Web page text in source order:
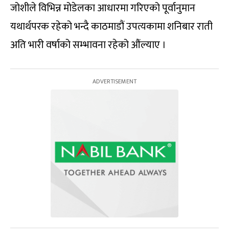
जोशीले विभिन्न मोडेलका आधारमा गरिएको पूर्वानुमान
यथार्थपरक रहेको भन्दै काठमाडौं उपत्यकामा शनिबार राती
अति भारी वर्षाको सम्भावना रहेको औंल्याए ।